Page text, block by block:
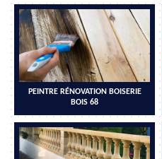
PEINTRE RÉNOVATION BOISERIE
BOIS 68